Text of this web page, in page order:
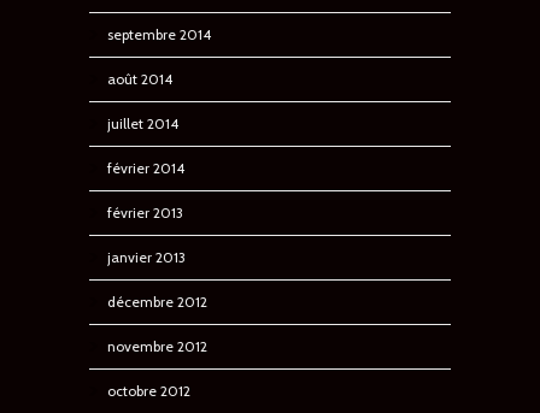
septembre 2014
août 2014
juillet 2014
février 2014
février 2013
janvier 2013
décembre 2012
novembre 2012
octobre 2012